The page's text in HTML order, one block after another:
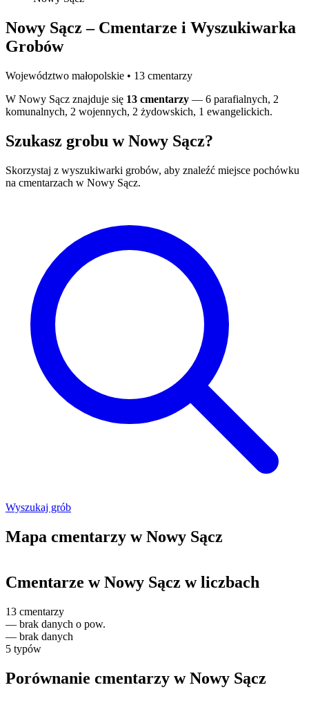
Nowy Sącz – Cmentarze i Wyszukiwarka
Grobów
Województwo małopolskie • 13 cmentarzy
W Nowy Sącz znajduje się 13 cmentarzy — 6 parafialnych, 2
komunalnych, 2 wojennych, 2 żydowskich, 1 ewangelickich.
Szukasz grobu w Nowy Sącz?
Skorzystaj z wyszukiwarki grobów, aby znaleźć miejsce pochówku
na cmentarzach w Nowy Sącz.
Wyszukaj grób
Mapa cmentarzy w Nowy Sącz
+
Cmentarze w Nowy Sącz w liczbach
13 cmentarzy
— brak danych o pow.
— brak danych
5 typów
Porównanie cmentarzy w Nowy Sącz